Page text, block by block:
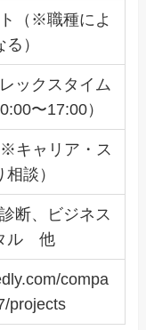
（※職種によ
）
ックスタイム
〜17:00）
キャリア・ス
談）
断、ビジネス
ル 他
compa
projects